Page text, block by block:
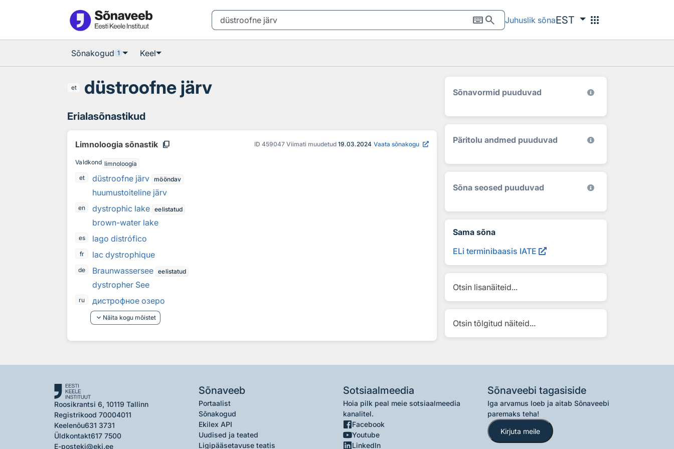
keyboardsearch Juhuslik sõnaEST apps
Sõnakogud 1 Keel
et düstroofne järv
Erialasõnastikud
Limnoloogia sõnastik content_copy ID 459047 Viimati muudetud 19.03.2024 Vaata sõnakogu
Valdkond limnoloogia
et
düstroofne järv mööndav
huumustoiteline järv
en dystrophic lake eelistatud
brown-water lake
es lago distrófico
fr lac dystrophique
de Braunwassersee eelistatud
dystropher See
ru
дистрофное озеро
keyboard_arrow_down Näita kogu mõistet
Sõnavormid puuduvad
Päritolu andmed puuduvad
Sõna seosed puuduvad
Sama sõna
ELi terminibaasis IATE
Otsin lisanäiteid...
Otsin tõlgitud näiteid...
Roosikrantsi 6, 10119 Tallinn
Registrikood 70004011
Keelenõu631 3731
Üldkontakt617 7500
E-posteki@eki.ee
Sõnaveeb
Portaalist
Sõnakogud
Ekilex API
Uudised ja teated
Ligipääsetavuse teatis
Sotsiaalmeedia
Hoia pilk peal meie sotsiaalmeedia
kanalitel.
Facebook
Youtube
LinkedIn
Sõnaveebi tagasiside
Iga arvamus loeb ja aitab Sõnaveebi
paremaks teha!
Kirjuta meile